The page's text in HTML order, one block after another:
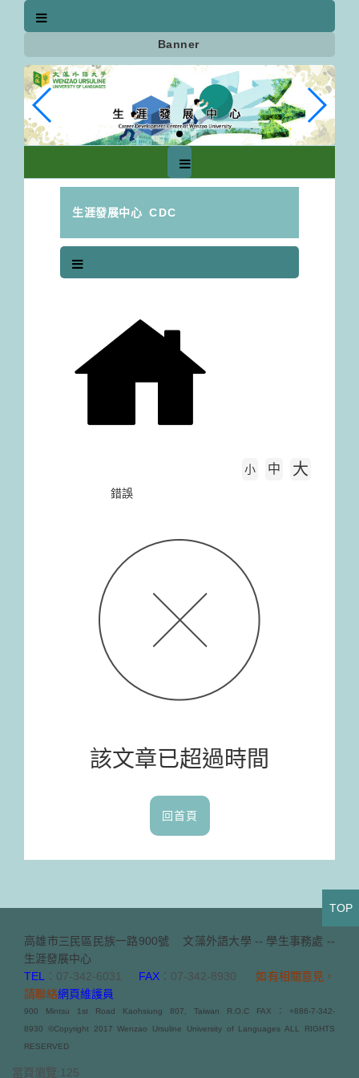
Banner
生涯發展中心 CDC
錯誤
小 中 大
該文章已超過時間
回首頁
高雄市三民區民族一路900號
文藻外語大學 -- 學生事務處 --
生涯發展中心
TEL
：07-342-6031 FAX：07-342-8930
如有相關意見，
請聯絡網頁維護員
900 Mintsu 1st Road Kaohsiung 807, Taiwan R.O.C FAX：+886-7-342-
8930 ©Copyright 2017 Wenzao Ursuline University of Languages ALL RIGHTS
RESERVED
當頁瀏覽:125
TOP